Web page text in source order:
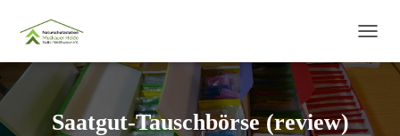
A
A
Saatgut-Tauschbörse (review)